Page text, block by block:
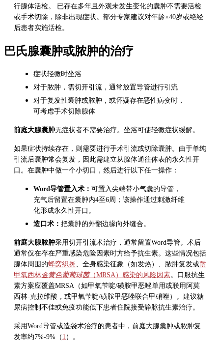
行腺体活检。 已存在多年且外观未发生变化的囊肿不需要活检
或手术切除，除非出现症状。部分专家建议对年龄≥40岁或绝经
后患者实施活检。
巴氏腺囊肿或脓肿的治疗
症状轻微时坐浴
对于脓肿，需切开引流，通常放置导管进行引流
对于复发性囊肿或脓肿，或怀疑存在恶性病变时，
可考虑手术切除腺体
前庭大腺囊肿无症状者不需要治疗。坐浴可使轻微症状缓解。
如果症状持续存在，则需要进行手术引流或切除囊肿。由于单纯
引流后囊肿常会复发，因此需建立从腺体通往体表的永久性开
口。在囊肿中做一个小切口，然后进行以下任一操作：
Word导管置入术： 可置入尖端带小气囊的导管，
充气后留置在囊肿内4至6周；该操作通过刺激纤维
化形成永久性开口。
造口术： 把囊肿的外翻边缘向外缝合。
前庭大腺脓肿采用切开引流术治疗，通常留置Word导管。术后
通常仅在存在严重感染危险因素时方给予抗生素。这些情况包括
腺体周围的蜂窝织炎 、全身感染征象（如发热）、脓肿复发或耐
甲氧西林金黄色葡萄球菌（MRSA）感染的风险因素。口服抗生
素方案应覆盖MRSA（如甲氧苄啶/磺胺甲恶唑单用或联用阿莫
西林-克拉维酸，或甲氧苄啶/磺胺甲恶唑联合甲硝唑）。建议糖
尿病控制不佳或免疫功能低下患者住院接受静脉抗生素治疗。
采用Word导管或造袋术治疗的患者中，前庭大腺囊肿或脓肿复
发率约7%-9%（ 1 ）。